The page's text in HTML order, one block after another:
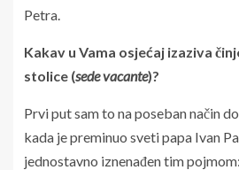
Petra.
Kakav u Vama osjećaj izaziva
stolice (sede vacante)?
Prvi put sam to na poseban način
kada je preminuo sveti papa Ivan
jednostavno iznenađen tim